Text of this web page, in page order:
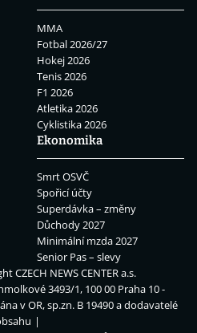
MMA
Fotbal 2026/27
Hokej 2026
Tenis 2026
F1 2026
Atletika 2026
Cyklistika 2026
Ekonomika
Smrt OSVČ
Spořicí účty
Superdávka – změny
Důchody 2027
Minimální mzda 2027
Senior Pas – slevy
CZECH NEWS CENTER a.s.
3493/1, 100 00 Praha 10 -
v OR, sp.zn. B 19490 a dodavatelé